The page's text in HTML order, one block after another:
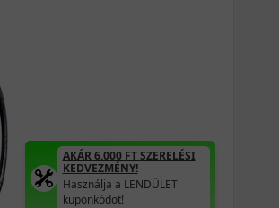
AKÁR 6.000 FT SZERELÉSI
KEDVEZMÉNY!
Használja a LENDÜLET
kuponkódot!